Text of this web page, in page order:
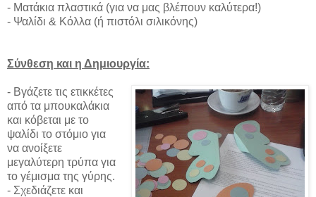
- Ματάκια πλαστικά (για να μας βλέπουν καλύτερα!)
- Ψαλίδι & Κόλλα (ή πιστόλι σιλικόνης)
Σύνθεση και η Δημιουργία:
- Βγάζετε τις ετικκέτες
από τα μπουκαλάκια
και κόβεται με το
ψαλίδι το στόμιο για
να ανοίξετε
μεγαλύτερη τρύπα για
το γέμισμα της γύρης.
- Σχεδιάζετε και